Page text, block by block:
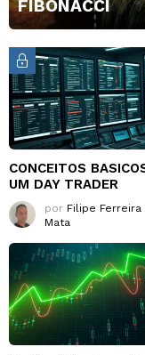
FIBONACCI
CONCEITOS
UM DAY TRADER
por Filipe Ferreira
Mata